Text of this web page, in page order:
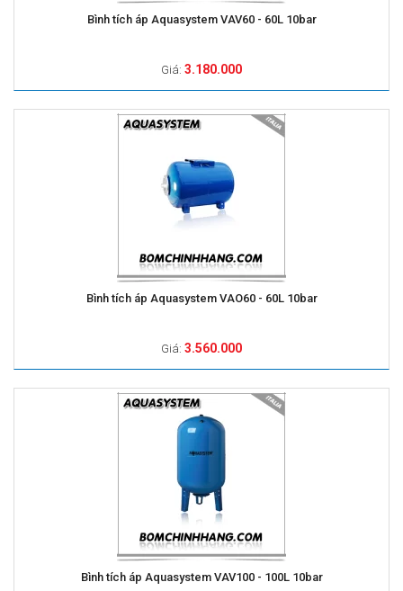
Bình tích áp Aquasystem VAV60 - 60L 10bar
Giá: 3.180.000
Bình tích áp Aquasystem VAO60 - 60L 10bar
Giá: 3.560.000
Bình tích áp Aquasystem VAV100 - 100L 10bar